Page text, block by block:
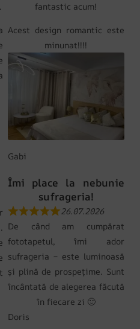
fantastic acum!
Acest design romantic este
minunat!!!!
Gabi
Îmi place la nebunie
sufrageria!
26.07.2026
De când am cumpărat
fototapetul, îmi ador
sufrageria – este luminoasă
și plină de prospețime. Sunt
încântată de alegerea făcută
în fiecare zi 🙂
Doris